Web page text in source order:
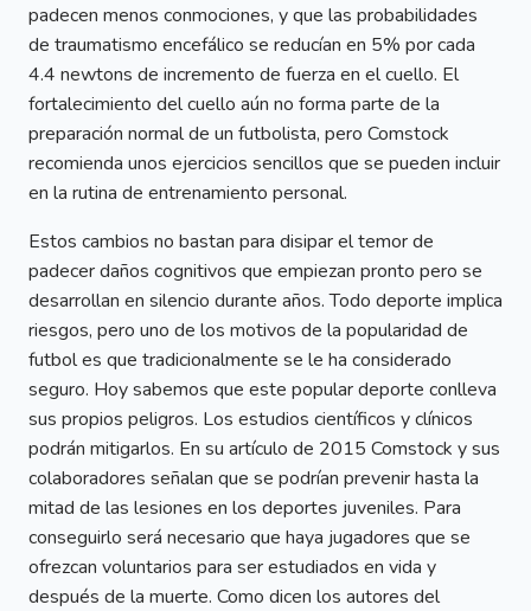
padecen menos conmociones, y que las probabilidades
de traumatismo encefálico se reducían en 5% por cada
4.4 newtons de incremento de fuerza en el cuello. El
fortalecimiento del cuello aún no forma parte de la
preparación normal de un futbolista, pero Comstock
recomienda unos ejercicios sencillos que se pueden incluir
en la rutina de entrenamiento personal.
Estos cambios no bastan para disipar el temor de
padecer daños cognitivos que empiezan pronto pero se
desarrollan en silencio durante años. Todo deporte implica
riesgos, pero uno de los motivos de la popularidad de
futbol es que tradicionalmente se le ha considerado
seguro. Hoy sabemos que este popular deporte conlleva
sus propios peligros. Los estudios científicos y clínicos
podrán mitigarlos. En su artículo de 2015 Comstock y sus
colaboradores señalan que se podrían prevenir hasta la
mitad de las lesiones en los deportes juveniles. Para
conseguirlo será necesario que haya jugadores que se
ofrezcan voluntarios para ser estudiados en vida y
después de la muerte. Como dicen los autores del